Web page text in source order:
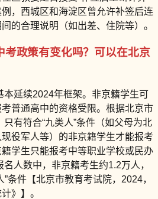
，西城区和海淀区曾允许补签后连
的合理说明（如出差、住院等）。
政策有变化吗？可以在北京
本延续2024年框架。非京籍学生可
普通高中的资格受限。根据北京市
有符合“九类人”条件（如父母为北
役军人等）的非京籍学生才能报考
学生只能报考中等职业学校或民办
人数中，非京籍考生约1.2万人，
条件【北京市教育考试院，2024，
》】。